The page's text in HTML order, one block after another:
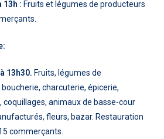
13h : Fruits et légumes de producteurs
13h30. Fruits, légumes de
charcuterie, épicerie,
coquillages, animaux de basse-cour
fleurs, bazar. Restauration
commerçants.